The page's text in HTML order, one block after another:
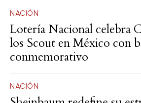
NACIÓN
Lotería Nacional celebra
los Scout en México con
conmemorativo
NACIÓN